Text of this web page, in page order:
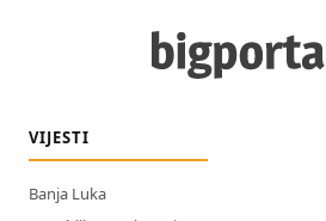
VIJESTI
Banja Luka